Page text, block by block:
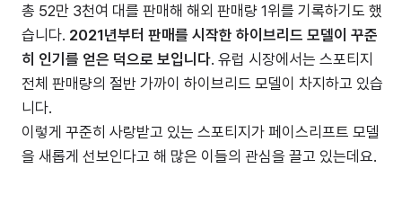
총 52만 3천여 대를 판매해 해외 판매량 1위를 기록하기도 했
습니다. 2021년부터 판매를 시작한 하이브리드 모델이 꾸준
히 인기를 얻은 덕으로 보입니다. 유럽 시장에서는 스포티지
전체 판매량의 절반 가까이 하이브리드 모델이 차지하고 있습
니다.
이렇게 꾸준히 사랑받고 있는 스포티지가 페이스리프트 모델
을 새롭게 선보인다고 해 많은 이들의 관심을 끌고 있는데요.